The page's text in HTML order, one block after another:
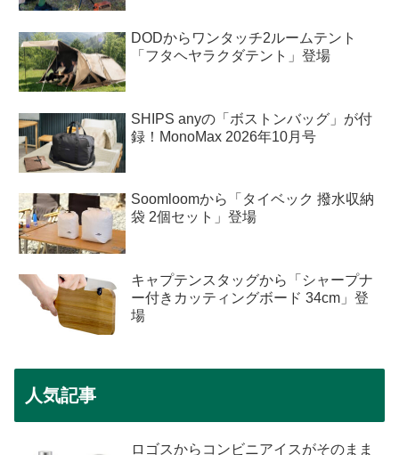
DODからワンタッチ2ルームテント
「フタヘヤラクダテント」登場
SHIPS anyの「ボストンバッグ」が付
録！MonoMax 2026年10月号
Soomloomから「タイベック 撥水収納
袋 2個セット」登場
キャプテンスタッグから「シャープナ
ー付きカッティングボード 34cm」登
場
人気記事
ロゴスからコンビニアイスがそのまま